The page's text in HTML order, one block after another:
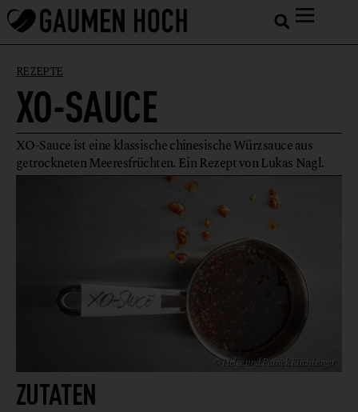
REZEPTE
XO-SAUCE
XO-Sauce ist eine klassische chinesische Würzsauce aus
getrockneten Meeresfrüchten. Ein Rezept von Lukas Nagl.
© Helge und Patrick Kirchberger
ZUTATEN